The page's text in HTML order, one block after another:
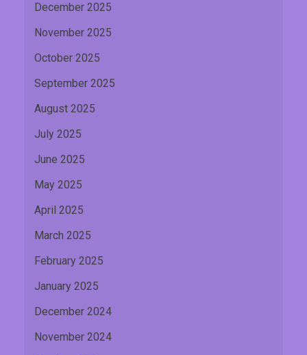
December 2025
November 2025
October 2025
September 2025
August 2025
July 2025
June 2025
May 2025
April 2025
March 2025
February 2025
January 2025
December 2024
November 2024